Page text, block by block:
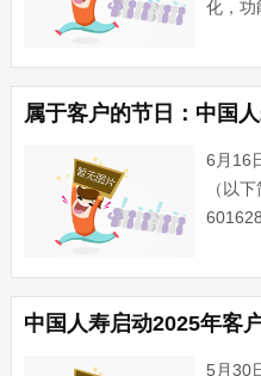
化，功
方案为
困境、
洞察，
属于客户的节日：中国
6月16
（以
聚，掀
节以“
系列线
5月30